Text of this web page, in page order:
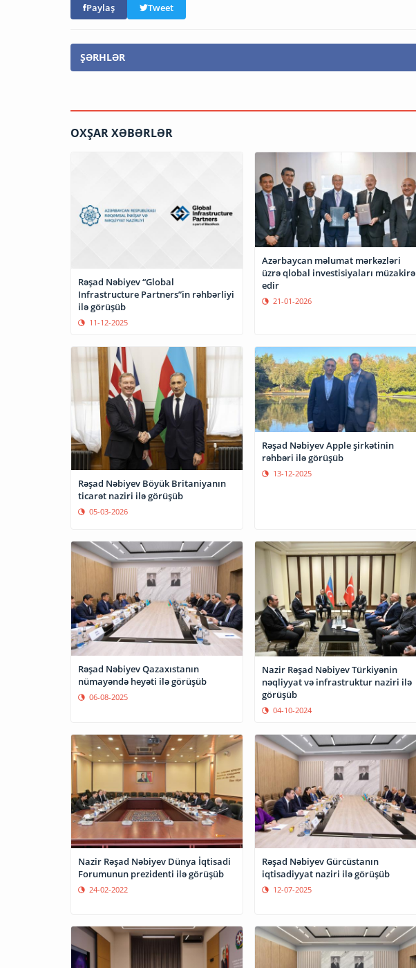
Paylaş Tweet
ŞƏRHLƏR
OXŞAR XƏBƏRLƏR
Rəşad Nəbiyev “Global
Infrastructure Partners”in rəhbərliyi
ilə görüşüb
11-12-2025
Azərbaycan məlumat mərkəzləri
üzrə qlobal investisiyaları müzakirə
edir
21-01-2026
Rəşad Nəbiyev Böyük Britaniyanın
ticarət naziri ilə görüşüb
05-03-2026
Rəşad Nəbiyev Apple şirkətinin
rəhbəri ilə görüşüb
13-12-2025
Rəşad Nəbiyev Qazaxıstanın
nümayəndə heyəti ilə görüşüb
06-08-2025
Nazir Rəşad Nəbiyev Türkiyənin
nəqliyyat və infrastruktur naziri ilə
görüşüb
04-10-2024
Nazir Rəşad Nəbiyev Dünya İqtisadi
Forumunun prezidenti ilə görüşüb
24-02-2022
Rəşad Nəbiyev Gürcüstanın
iqtisadiyyat naziri ilə görüşüb
12-07-2025